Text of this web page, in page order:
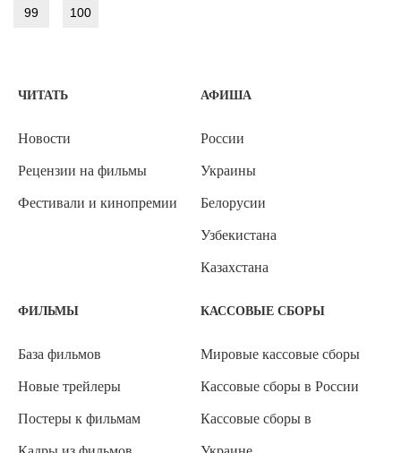
99 100
ЧИТАТЬ
Новости
Рецензии на фильмы
Фестивали и кинопремии
АФИША
России
Украины
Белорусии
Узбекистана
Казахстана
ФИЛЬМЫ
База фильмов
Новые трейлеры
Постеры к фильмам
КАССОВЫЕ СБОРЫ
Мировые кассовые сборы
Кассовые сборы в России
Кассовые сборы в